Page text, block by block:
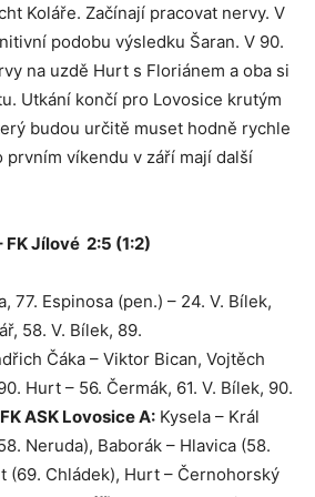
Koláře. Začínají pracovat nervy. V
podobu výsledku Šaran. V 90.
na uzdě Hurt s Floriánem a oba si
Utkání končí pro Lovosice krutým
budou určitě muset hodně rychle
prvním víkendu v září mají další
FK Jílové 2:5 (1:2)
77. Espinosa (pen.) – 24. V. Bílek,
58. V. Bílek, 89.
Čáka – Viktor Bican, Vojtěch
Hurt – 56. Čermák, 61. V. Bílek, 90.
FK ASK Lovosice A: Kysela – Král
Neruda), Baborák – Hlavica (58.
(69. Chládek), Hurt – Černohorský